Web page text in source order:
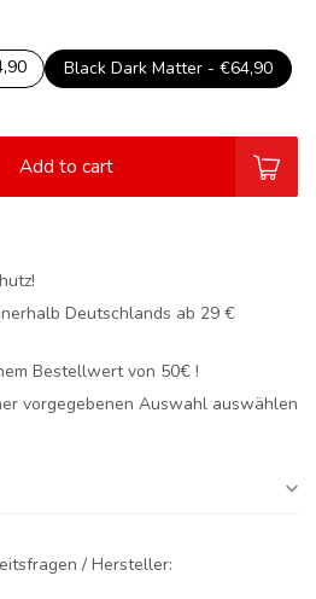
Black Dark Matter - €64,90
Add to cart
Deutschlands ab 29 €
Bestellwert von 50€ !
vorgegebenen Auswahl auswählen
/ Hersteller: